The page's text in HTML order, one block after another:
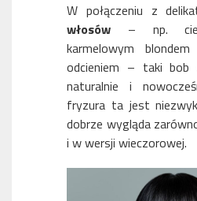
W połączeniu z
włosów – np.
karmelowym
odcieniem – taki bob
naturalnie i
fryzura ta jest
dobrze wygląda
i w wersji wieczorowej.